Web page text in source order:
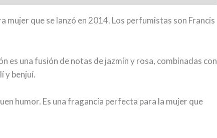
que se lanzó en 2014. Los perfumistas son Francis
es una fusión de notas de jazmín y rosa, combinadas con
y benjuí.
humor. Es una fragancia perfecta para la mujer que